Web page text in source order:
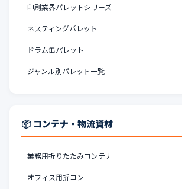
印刷業界パレットシリーズ
ネスティングパレット
ドラム缶パレット
ジャンル別パレット一覧
📦 コンテナ・物流資材
業務用折りたたみコンテナ
オフィス用折コン